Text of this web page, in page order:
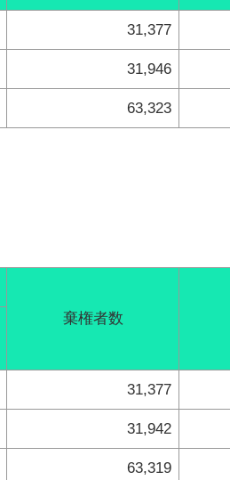
31,377
31,946
63,323
棄権者数
31,377
31,942
63,319